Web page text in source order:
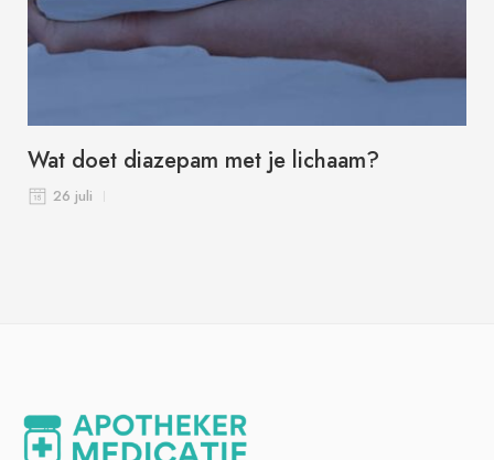
Wat doet diazepam met je lichaam?
26 juli